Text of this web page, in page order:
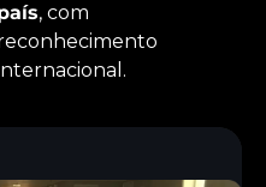
, com